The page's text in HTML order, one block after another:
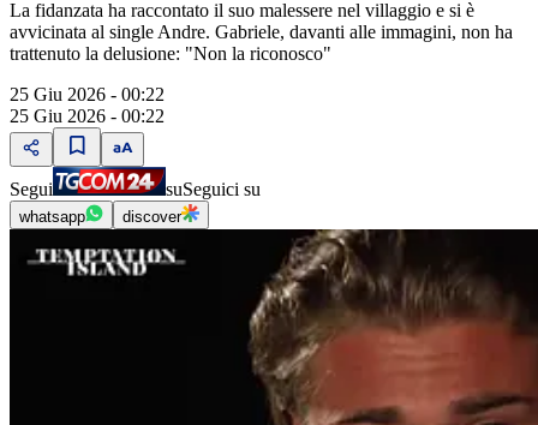
La fidanzata ha raccontato il suo malessere nel villaggio e si è
avvicinata al single Andre. Gabriele, davanti alle immagini, non ha
trattenuto la delusione: "Non la riconosco"
25 Giu 2026 - 00:22
25 Giu 2026 - 00:22
Segui suSeguici su
whatsapp discover